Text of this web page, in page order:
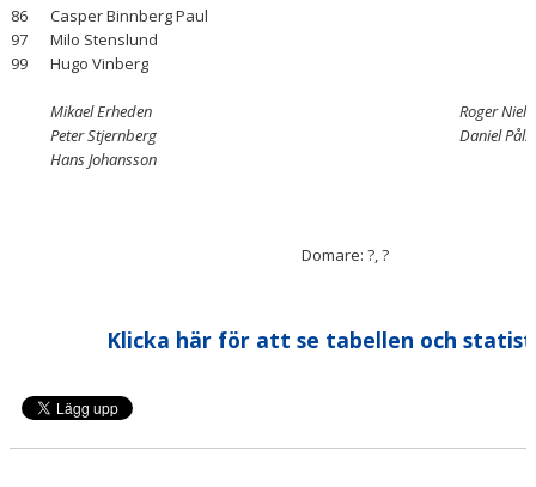
86
Casper Binnberg Paul
97
Milo Stenslund
99
Hugo Vinberg
Mikael Erheden
Roger
Peter Stjernberg
Daniel
Hans Johansson
Domare: ?, ?
Klicka här för att se tabellen och